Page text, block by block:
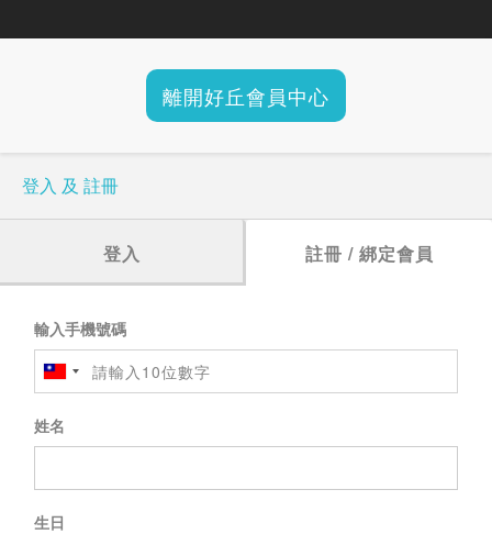
離開好丘會員中心
登入 及 註冊
登入 註冊 / 綁定會員
輸入手機號碼
姓名
生日